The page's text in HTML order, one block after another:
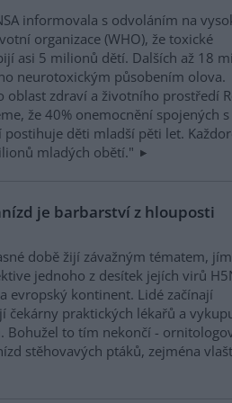
informovala s odvoláním na
organizace (WHO), že toxické
asi 5 milionů dětí. Dalších až 18
neurotoxickým působením olova.
oblast zdraví a životního prostředí
že 40% onemocnění spojených s
děti mladší pěti let.
mladých obětí."
je barbarství z hlouposti
době žijí závažným tématem,
jednoho z desítek jejích virů
evropský kontinent. Lidé začínají
čekárny praktických lékařů a
Bohužel to tím nekončí -
stěhovavých ptáků, zejména